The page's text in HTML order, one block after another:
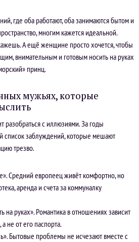
где оба работают, оба занимаются бытом и
многим кажется идеальной.
А ещё женщине просто хочется, чтобы
внимательным и готовым носить на руках
принц.
мужьях, которые
разобраться с иллюзиями. За годы
список заблуждений, которые мешают
трезво.
Средний европеец живёт комфортно, но
аренда и счета за коммуналку
на руках». Романтика в отношениях зависит
не от его паспорта.
Бытовые проблемы не исчезают вместе с